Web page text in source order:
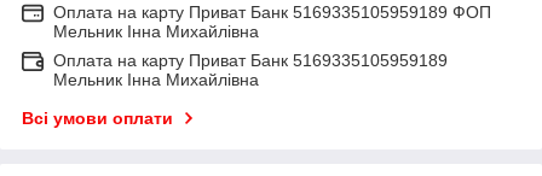
Оплата на карту Приват Банк 5169335105959189 ФОП
Мельник Інна Михайлівна
Оплата на карту Приват Банк 5169335105959189
Мельник Інна Михайлівна
Всі умови оплати